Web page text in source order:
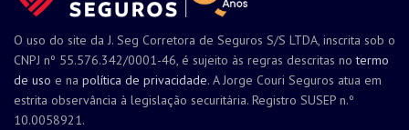
O uso do site da J. Seg Corretora de Seguros S/S LTDA, inscrita sob o
CNPJ nº 55.576.342/0001-46, é sujeito às regras descritas notermo
de uso e na política de privacidade. A Jorge Couri Seguros atua em
estrita observância à legislação securitária. Registro SUSEP n.º
10.0058921.